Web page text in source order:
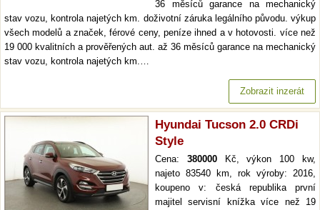
36 měsíců garance na mechanický
stav vozu, kontrola najetých km. doživotní záruka legálního původu. výkup
všech modelů a značek, férové ceny, peníze ihned a v hotovosti. více než
19 000 kvalitních a prověřených aut. až 36 měsíců garance na mechanický
stav vozu, kontrola najetých km.…
Zobrazit inzerát
Hyundai Tucson 2.0 CRDi
Style
Cena: 380000Kč, výkon 100 kw,
najeto 83540 km, rok výroby: 2016,
koupeno v: česká republika první
majitel servisní knížka více než 19